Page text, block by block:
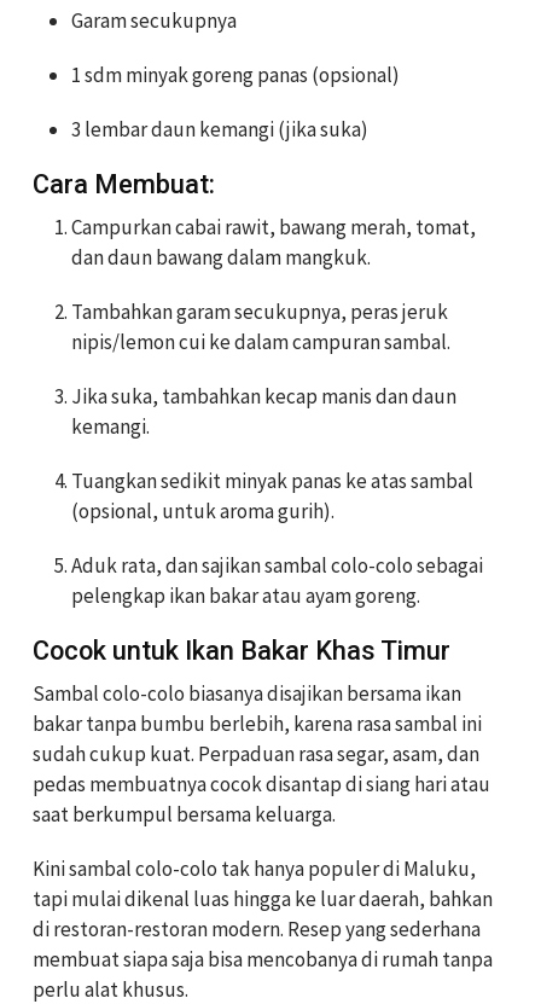
Garam secukupnya
1 sdm minyak goreng panas (opsional)
3 lembar daun kemangi (jika suka)
Cara Membuat:
Campurkan cabai rawit, bawang merah, tomat,
dan daun bawang dalam mangkuk.
Tambahkan garam secukupnya, peras jeruk
nipis/lemon cui ke dalam campuran sambal.
Jika suka, tambahkan kecap manis dan daun
kemangi.
Tuangkan sedikit minyak panas ke atas sambal
(opsional, untuk aroma gurih).
Aduk rata, dan sajikan sambal colo-colo sebagai
pelengkap ikan bakar atau ayam goreng.
Cocok untuk Ikan Bakar Khas Timur
Sambal colo-colo biasanya disajikan bersama ikan
bakar tanpa bumbu berlebih, karena rasa sambal ini
sudah cukup kuat. Perpaduan rasa segar, asam, dan
pedas membuatnya cocok disantap di siang hari atau
saat berkumpul bersama keluarga.
Kini sambal colo-colo tak hanya populer di Maluku,
tapi mulai dikenal luas hingga ke luar daerah, bahkan
di restoran-restoran modern. Resep yang sederhana
membuat siapa saja bisa mencobanya di rumah tanpa
perlu alat khusus.